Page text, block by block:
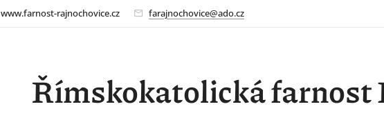
www.farnost-rajnochovice.cz farajnochovice@ado.cz
Římskokatolická farnost